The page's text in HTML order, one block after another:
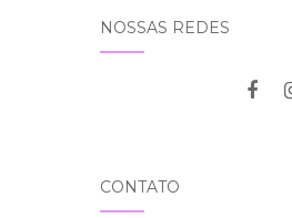
NOSSAS REDES
CONTATO